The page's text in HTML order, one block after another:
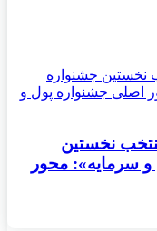
نخستین
و سرمایه»: محور